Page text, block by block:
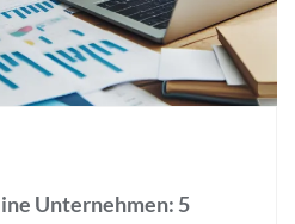
Unternehmen: 5